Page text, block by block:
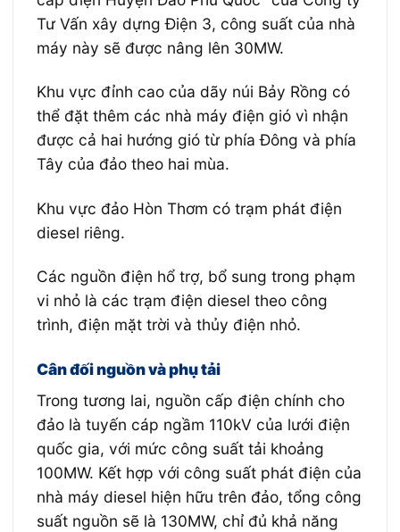
Tư Vấn xây dựng Điện 3, công suất của nhà
máy này sẽ được nâng lên 30MW.
Khu vực đỉnh cao của dãy núi Bảy Rồng có
thể đặt thêm các nhà máy điện gió vì nhận
được cả hai hướng gió từ phía Đông và phía
Tây của đảo theo hai mùa.
Khu vực đảo Hòn Thơm có trạm phát điện
diesel riêng.
Các nguồn điện hổ trợ, bổ sung trong phạm
vi nhỏ là các trạm điện diesel theo công
trình, điện mặt trời và thủy điện nhỏ.
Cân đối nguồn và phụ tải
Trong tương lai, nguồn cấp điện chính cho
đảo là tuyến cáp ngầm 110kV của lưới điện
quốc gia, với mức công suất tải khoảng
100MW. Kết hợp với công suất phát điện của
nhà máy diesel hiện hữu trên đảo, tổng công
suất nguồn sẽ là 130MW, chỉ đủ khả năng